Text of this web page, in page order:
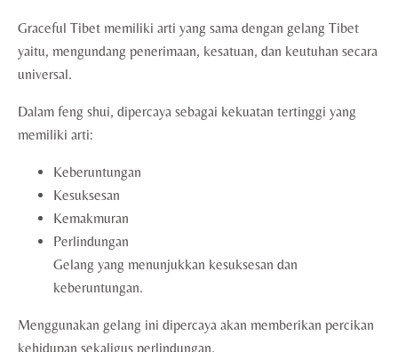
Graceful Tibet memiliki arti yang sama dengan gelang Tibet
yaitu, mengundang penerimaan, kesatuan, dan keutuhan secara
universal.
Dalam feng shui, dipercaya sebagai kekuatan tertinggi yang
memiliki arti:
Keberuntungan
Kesuksesan
Kemakmuran
Perlindungan
Gelang yang menunjukkan kesuksesan dan
keberuntungan.
Menggunakan gelang ini dipercaya akan memberikan percikan
kehidupan sekaligus perlindungan.